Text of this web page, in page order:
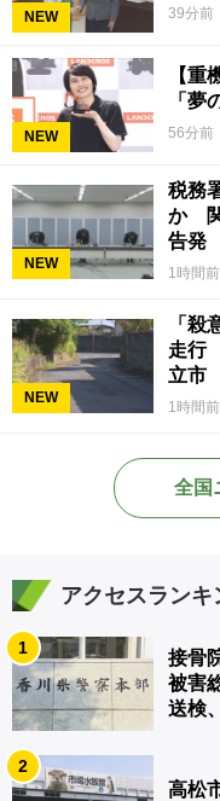
NEW 39分前
NEW
【重
「夢
56分前
NEW
税務
か 関
告発
1時間前
NEW
「殺
走行
立市
1時間前
全国
アクセスランキ
1
接骨
被害
送検
2
高松